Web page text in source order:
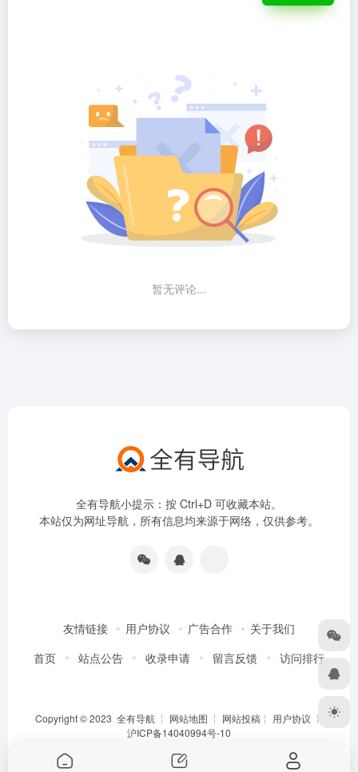
暂无评论...
全有导航小提示：按 Ctrl+D 可收藏本站。
本站仅为网址导航，所有信息均来源于网络，仅供参考。
友情链接 用户协议 广告合作
关于我们
首页
站点公告 收录申请 留言反馈 访问排行
Copyright © 2023 全有导航 ╎ 网站地图 ╎ 网站投稿 ╎ 用户协议 ╎
沪ICP备14040994号-10